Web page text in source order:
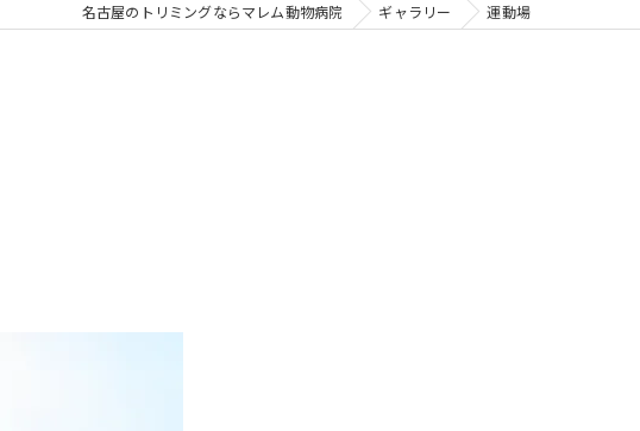
名古屋のトリミングならマレム動物病院 ギャラリー 運動場